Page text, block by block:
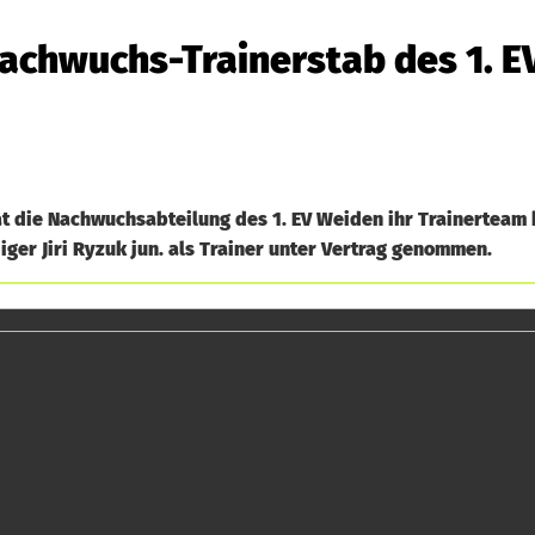
Trainerstab des 1.
Nachwuchsabteilung des 1. EV Weiden ihr
Jiri Ryzuk jun. als Trainer unter Vertrag genommen.